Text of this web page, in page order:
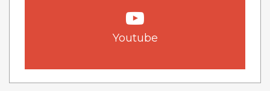
Youtube